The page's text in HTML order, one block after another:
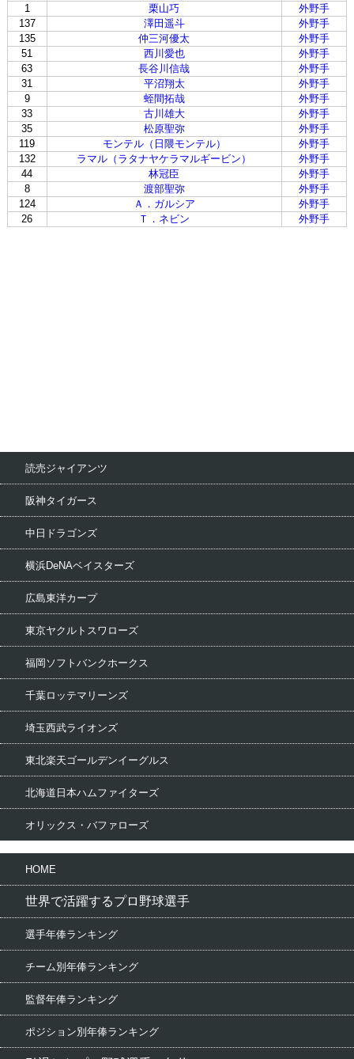
1
栗山巧
外野手
137
澤田遥斗
外野手
135
仲三河優太
外野手
51
西川愛也
外野手
63
長谷川信哉
外野手
31
平沼翔太
外野手
9
蛭間拓哉
外野手
33
古川雄大
外野手
35
松原聖弥
外野手
119
モンテル（日隈モンテル）
外野手
132
ラマル（ラタナヤケラマルギービン）
外野手
44
林冠臣
外野手
8
渡部聖弥
外野手
124
Ａ．ガルシア
外野手
26
Ｔ．ネビン 外野手
読売ジャイアンツ
阪神タイガース
中日ドラゴンズ
横浜DeNAベイスターズ
広島東洋カープ
東京ヤクルトスワローズ
福岡ソフトバンクホークス
千葉ロッテマリーンズ
埼玉西武ライオンズ
東北楽天ゴールデンイーグルス
北海道日本ハムファイターズ
オリックス・バファローズ
HOME
世界で活躍するプロ野球選手
選手年俸ランキング
チーム別年俸ランキング
監督年俸ランキング
ポジション別年俸ランキング